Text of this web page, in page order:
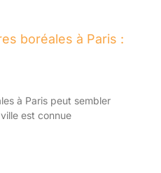
boréales à Paris :
à Paris peut sembler
est connue